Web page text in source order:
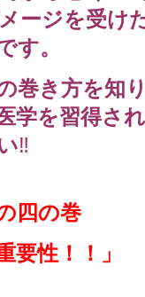
ージを受け
す。
巻き方を知
学を習得さ
‼️
四の巻
要性！！」